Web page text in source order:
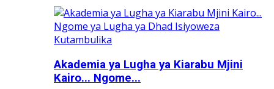
Akademia ya Lugha ya Kiarabu Mjini
Kairo... Ngome...